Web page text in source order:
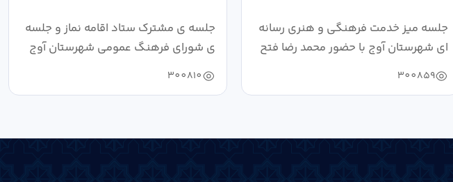
جلسه میز خدمت فرهنگی و هنری رسانه
ای شهرستان آوج با حضور محمد رضا فتح
خانی...
300859
جلسه ی مشترک ستاد اقامه نماز و جلسه
ی شورای فرهنگ عمومی شهرستان آوج
به ریاست...
300810